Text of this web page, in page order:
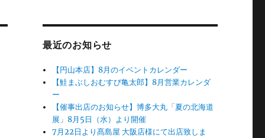
最近のお知らせ
【円山本店】8月のイベントカレンダー
【鮭まぶしおむすび亀太郎】8月営業カレンダ
ー
【催事出店のお知らせ】博多大丸「夏の北海道
展」8月5日（水）より開催
7月22日より髙島屋 大阪店様にて出店致しま